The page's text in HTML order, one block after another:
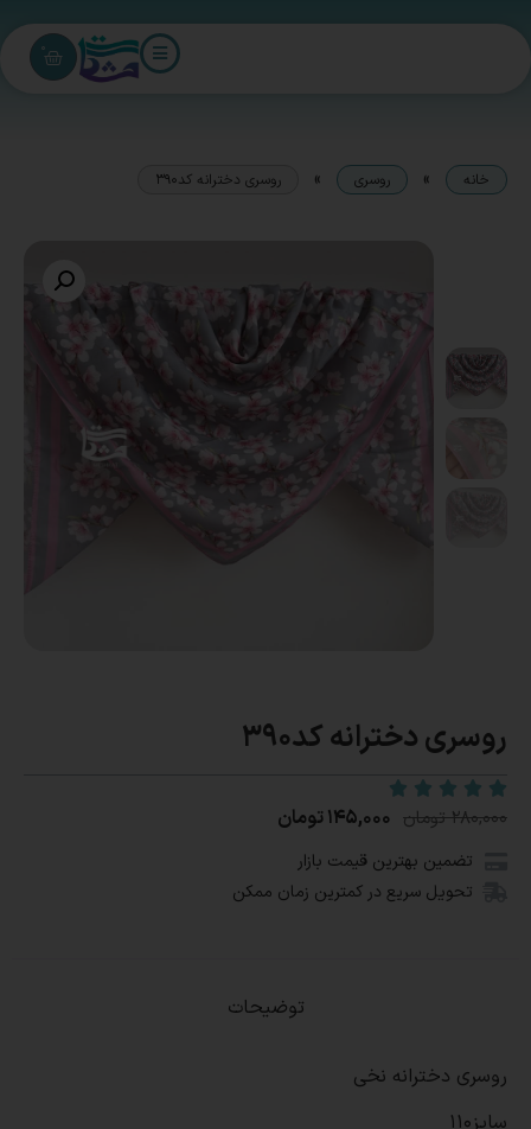
0
خانه » روسری » روسری دخترانه کد390
روسری دخترانه کد390
۲۸۰,۰۰۰ تومان ۱۴۵,۰۰۰تومان
تضمین بهترین قیمت بازار
تحویل سریع در کمترین زمان ممکن
توضیحات
روسری دخترانه نخی
سایز110